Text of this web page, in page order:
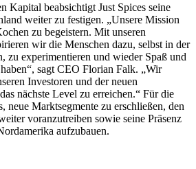
Kapital beabsichtigt Just Spices seine
weiter zu festigen. „Unsere Mission
zu begeistern. Mit unseren
wir die Menschen dazu, selbst in der
zu experimentieren und wieder Spaß und
sagt CEO Florian Falk. „Wir
Investoren und der neuen
nächste Level zu erreichen.“ Für die
neue Marktsegmente zu erschließen, den
voranzutreiben sowie seine Präsenz
aufzubauen.